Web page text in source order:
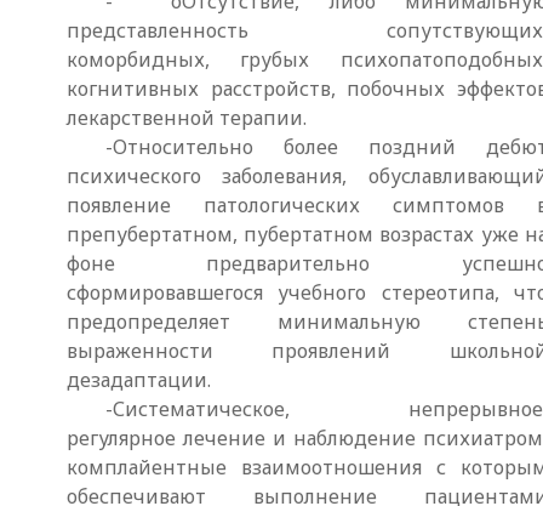
представленность
коморбидных, грубых
когнитивных расстройств, побочных
лекарственной терапии.
-Относительно более поздний
психического заболевания,
появление патологических симптомов
препубертатном, пубертатном возрастах уже
фоне предварительно
сформировавшегося учебного стереотипа,
предопределяет минимальную
выраженности проявлений
дезадаптации.
-Систематическое,
регулярное лечение и наблюдение
комплайентные взаимоотношения с
обеспечивают выполнение